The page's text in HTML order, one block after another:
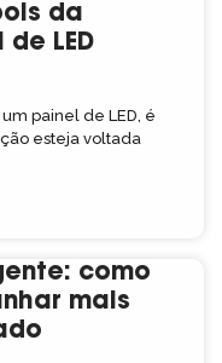
da
LED
painel de LED, é
esteja voltada
como
mais